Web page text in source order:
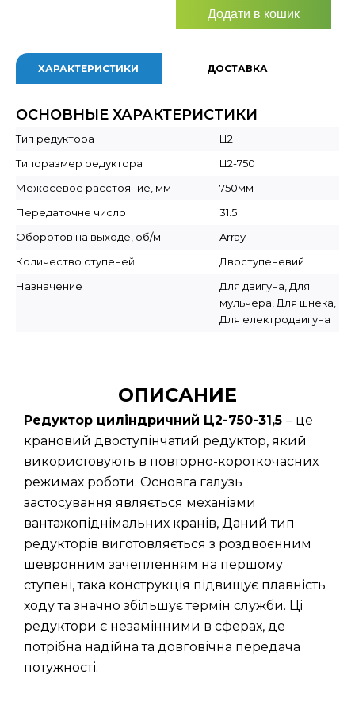
Додати в кошик
ХАРАКТЕРИСТИКИ ДОСТАВКА
ОСНОВНЫЕ ХАРАКТЕРИСТИКИ
Тип редуктора
Ц2
Типоразмер редуктора
Ц2-750
Межосевое расстояние, мм
750мм
Передаточне число
31.5
Оборотов на выходе, об/м
Array
Количество ступеней
Двоступеневий
Назначение
Для двигуна, Для
мульчера, Для шнека,
Для електродвигуна
ОПИСАНИЕ
Редуктор циліндричний Ц2-750-31,5 – це
крановий двоступінчатий редуктор, який
використовують в повторно-короткочасних
режимах роботи. Основга галузь
застосування являється механізми
вантажопіднімальних кранів, Даний тип
редукторів виготовляється з роздвоєнним
шевронним зачепленням на першому
ступені, така конструкція підвищує плавність
ходу та значно збільшує термін служби. Ці
редуктори є незамінними в сферах, де
потрібна надійна та довговічна передача
потужності.